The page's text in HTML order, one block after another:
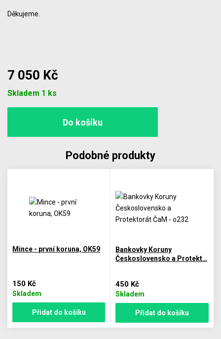
Děkujeme.
7 050 Kč
Skladem 1 ks
Podobné produkty
Mince - první koruna, OK59
150 Kč
Skladem
Přidat do košíku
Bankovky Koruny
Československo a Protekt…
450 Kč
Skladem
Přidat do košíku